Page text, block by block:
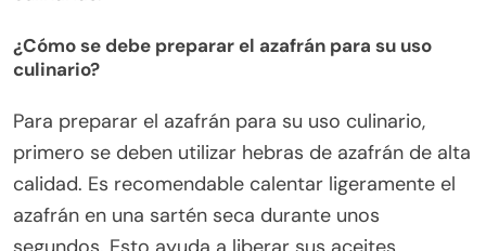
¿Cómo se debe preparar el azafrán para su uso
culinario?
Para preparar el azafrán para su uso culinario,
primero se deben utilizar hebras de azafrán de alta
calidad. Es recomendable calentar ligeramente el
azafrán en una sartén seca durante unos